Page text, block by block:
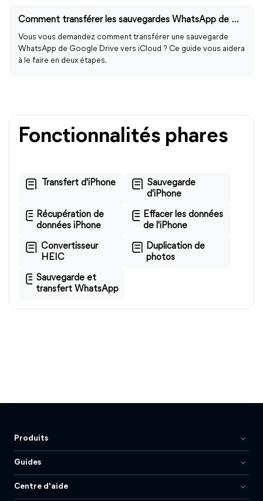
Comment transférer les sauvegardes WhatsApp de Google Drive vers iCloud ?
Vous vous demandez comment transférer une sauvegarde
WhatsApp de Google Drive vers iCloud ? Ce guide vous aidera
à le faire en deux étapes.
Fonctionnalités phares
Transfert d'iPhone
Sauvegarde
d'iPhone
Récupération de
données iPhone
Effacer les données
de l'iPhone
Convertisseur
HEIC
Duplication de
photos
Sauvegarde et
transfert WhatsApp
Produits
Guides
Centre d'aide